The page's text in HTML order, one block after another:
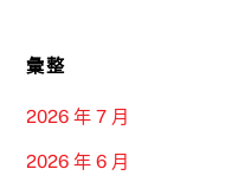
彙整
2026 年 7 月
2026 年 6 月